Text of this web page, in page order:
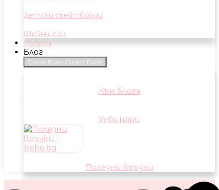
Детски скейтборди
Шейни, ски
Услуги
Блог
Close Блог Open Блог
Към блога
Уебинари
Полезни връзки